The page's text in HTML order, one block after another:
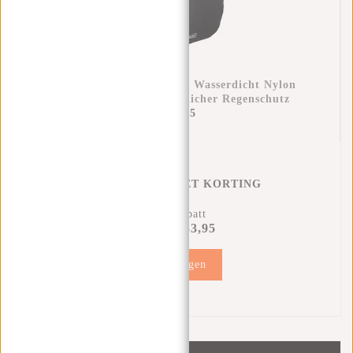
Regenüberzug Rucksack Wasserdicht Nylon
25x13x40 Cm – Zusätzlicher Regenschutz
€11,95
REGENHOES MET KORTING
21% Rabatt
€33,95
Hinzufügen